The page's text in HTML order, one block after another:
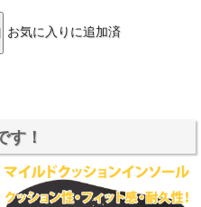
お気に入りに追加済
す！